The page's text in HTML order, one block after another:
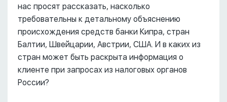
нас просят рассказать, насколько
требовательны к детальному объяснению
происхождения средств банки Кипра, стран
Балтии, Швейцарии, Австрии, США. И в каких из
стран может быть раскрыта информация о
клиенте при запросах из налоговых органов
России?